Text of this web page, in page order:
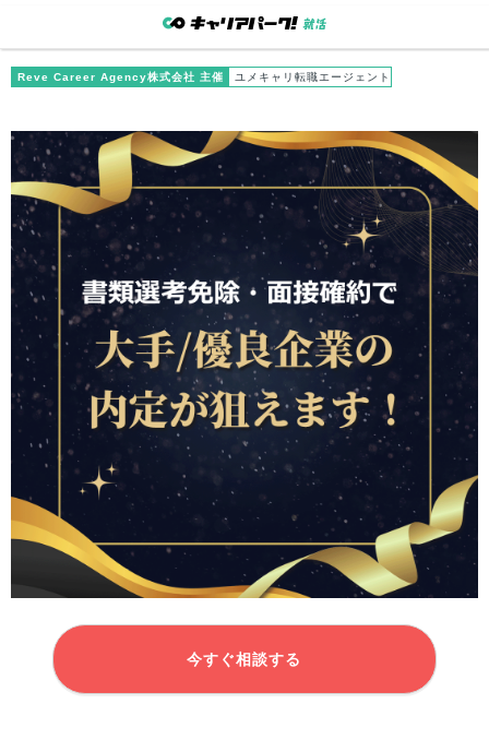
Reve Career Agency株式会社 主催 ユメキャリ転職エージェント
今すぐ相談する